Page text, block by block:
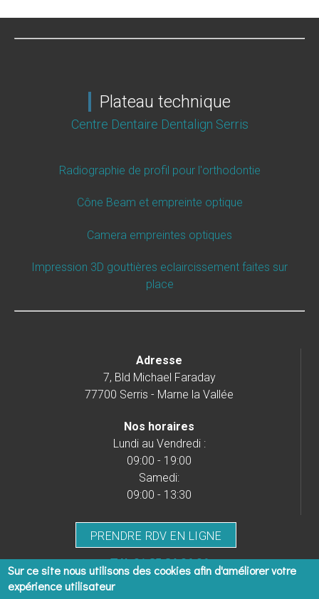
Plateau technique
Centre Dentaire Dentalign Serris
Radiographie de profil pour l'orthodontie
Cône Beam et empreinte optique
Camera empreintes optiques
Impression 3D gouttières eclaircissement faites sur
place
Adresse
7, Bld Michael Faraday
77700 Serris - Marne la Vallée
Nos horaires
Lundi au Vendredi :
09:00 - 19:00
Samedi:
09:00 - 13:30
PRENDRE RDV EN LIGNE
Tél.01 85 84 06 06
Sur ce site nous utilisons des cookies afin d'améliorer votre
expérience utilisateur